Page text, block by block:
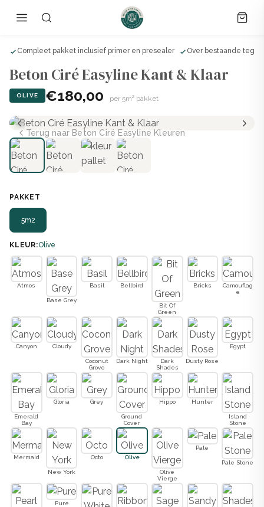
Compleet pakket inclusief primer en presealer Over bestaande
Beton Ciré Easyline Kant & Klaar
OLIVE €180,00 per 5m² pakket
Terug naar Beton Ciré Easyline Kleuren
PAKKET
5m2
KLEUR:Olive
Atmos
Base Grey
Basil Bellbird
Bit Of
Green
Bricks
Camouflag
e
Canyon Cloudy
Coconut
Grove
Dark Night
Dark
Shades
Dusty Rose
Egypt
Emerald
Bay
Gloria Grey
Ground
Cover
Hippo Hunter
Island
Stone
Mermaid
New York
Octo Olive
Olive
Vierge
Pale
Pale Stone
Pure